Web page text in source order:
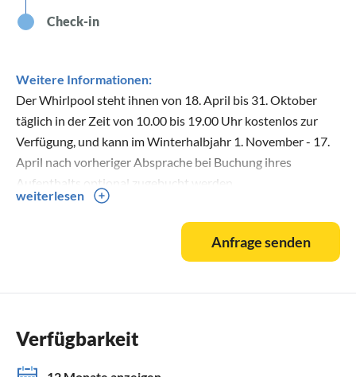
Check-in
Weitere Informationen:
Der Whirlpool steht ihnen von 18. April bis 31. Oktober
täglich in der Zeit von 10.00 bis 19.00 Uhr kostenlos zur
Verfügung, und kann im Winterhalbjahr 1. November - 17.
April nach vorheriger Absprache bei Buchung ihres
Aufenthalts optional zugebucht werden.
Unsere Sauna im Untergeschoss kann im Winterhalbjahr 1.
November - 28. Februar nach vorheriger Absprache bei
Buchung ihres Aufenthalts optional kostenpflichtig
Der Garten unseres Ferienhauses steht unseren Gästen zur
gemeinschaftlichen Nutzung zur Verfügung.
weiterlesen
Anfrage senden
Verfügbarkeit